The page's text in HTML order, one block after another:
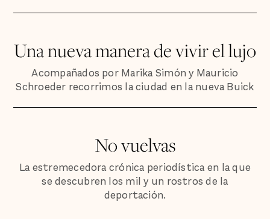
Una nueva manera de vivir el lujo
Acompañados por Marika Simón y Mauricio
Schroeder recorrimos la ciudad en la nueva Buick
No vuelvas
La estremecedora crónica periodística en la que
se descubren los mil y un rostros de la
deportación.